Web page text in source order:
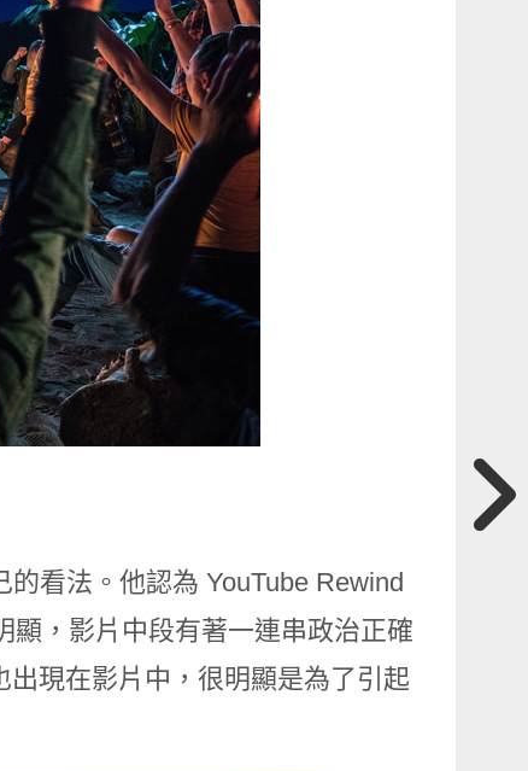
看法。他認為 YouTube Rewind
顯，影片中段有著一連串政治正確
現在影片中，很明顯是為了引起